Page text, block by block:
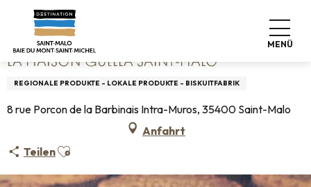
contenu
principal
MENÜ
Startseite
LA MAISON GUELLA SAINT-MALO
REGIONALE PRODUKTE - LOKALE PRODUKTE - BISKUITFABRIK
8 rue Porcon de la Barbinais Intra-Muros, 35400 Saint-Malo
Anfahrt
TeilenAjouter aux favoris